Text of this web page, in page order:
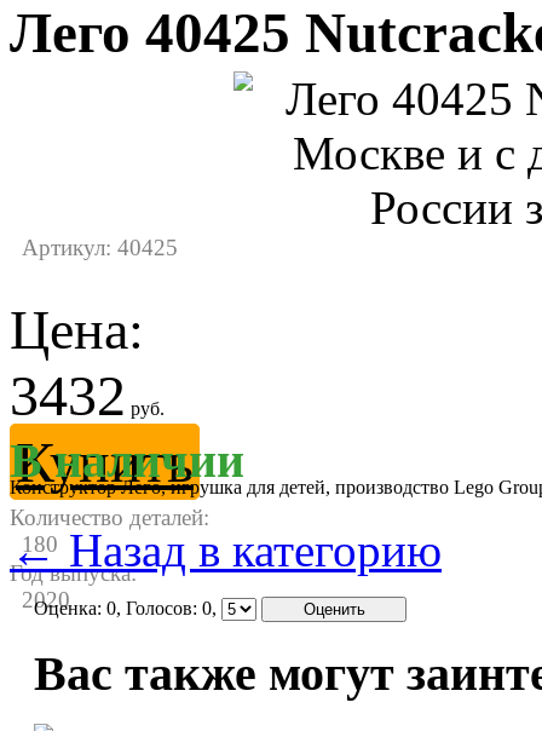
Лего 40425
Артикул: 40425
Цена:
3432 руб.
В наличии
Купить
Количество деталей:
180
Год выпуска:
2020
Конструктор Лего, игрушка для детей, производство Lego
← Назад в категорию
Оценка: 0, Голосов: 0,
Вас также могут